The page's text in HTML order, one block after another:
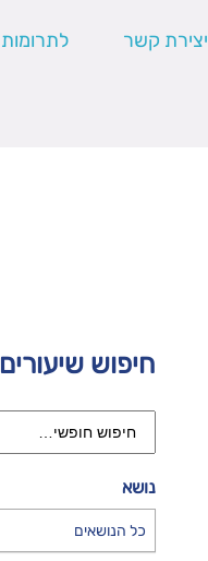
יצירת קשר לתרומות
חיפוש שיעורים
נושא
כל הנושאים